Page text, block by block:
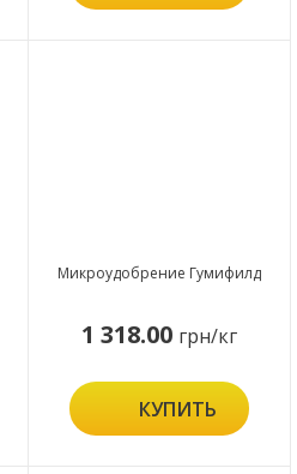
Микроудобрение Гумифилд
1 318.00 грн/кг
КУПИТЬ